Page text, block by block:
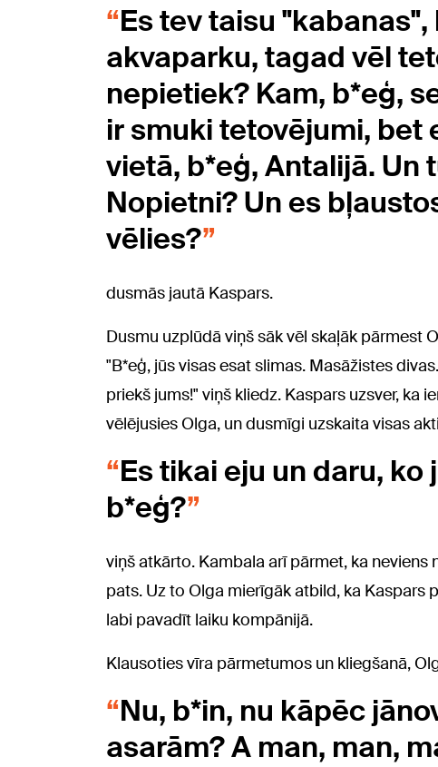
Es tev taisu
akvaparku, tagad vēl
nepietiek? Kam, b*eģ,
ir smuki tetovējumi, bet
vietā, b*eģ, Antalijā. Un
Nopietni? Un es
vēlies?
dusmās jautā Kaspars.
Dusmu uzplūdā viņš sāk vēl skaļāk pārmest
"B*eģ, jūs visas esat slimas. Masāžistes
priekš jums!" viņš kliedz. Kaspars uzsver, ka
vēlējusies Olga, un dusmīgi uzskaita visas
Es tikai eju un daru, ko
b*eģ?
viņš atkārto. Kambala arī pārmet, ka
pats. Uz to Olga mierīgāk atbild, ka Kaspars
labi pavadīt laiku kompānijā.
Klausoties vīra pārmetumos un kliegšanā,
Nu, b*in, nu kāpēc
asarām? A man, man,